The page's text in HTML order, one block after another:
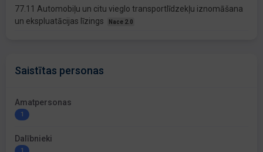
77.11 Automobiļu un citu vieglo transportlīdzekļu iznomāšana
un ekspluatācijas līzings
Nace 2.0
Saistītas personas
Amatpersonas
1
Dalībnieki